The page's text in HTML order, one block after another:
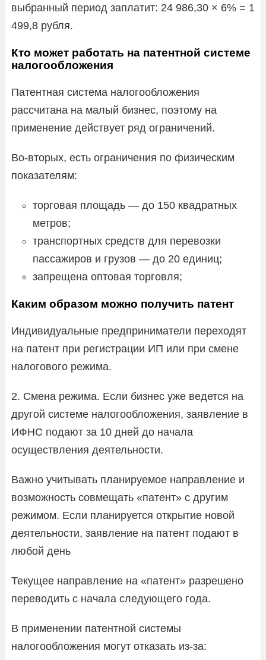
выбранный период заплатит: 24 986,30 × 6% = 1
499,8 рубля.
Кто может работать на патентной системе
налогообложения
Патентная система налогообложения
рассчитана на малый бизнес, поэтому на
применение действует ряд ограничений.
Во-вторых, есть ограничения по физическим
показателям:
торговая площадь — до 150 квадратных
метров;
транспортных средств для перевозки
пассажиров и грузов — до 20 единиц;
запрещена оптовая торговля;
Каким образом можно получить патент
Индивидуальные предприниматели переходят
на патент при регистрации ИП или при смене
налогового режима.
2. Смена режима. Если бизнес уже ведется на
другой системе налогообложения, заявление в
ИФНС подают за 10 дней до начала
осуществления деятельности.
Важно учитывать планируемое направление и
возможность совмещать «патент» с другим
режимом. Если планируется открытие новой
деятельности, заявление на патент подают в
любой день
Текущее направление на «патент» разрешено
переводить с начала следующего года.
В применении патентной системы
налогообложения могут отказать из-за: